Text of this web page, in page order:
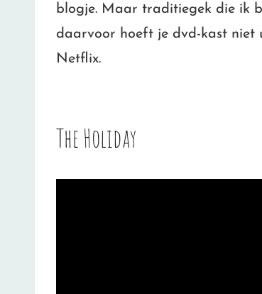
blogje. Maar traditiegek die ik
daarvoor hoeft je dvd-kast niet
Netflix.
The Holiday